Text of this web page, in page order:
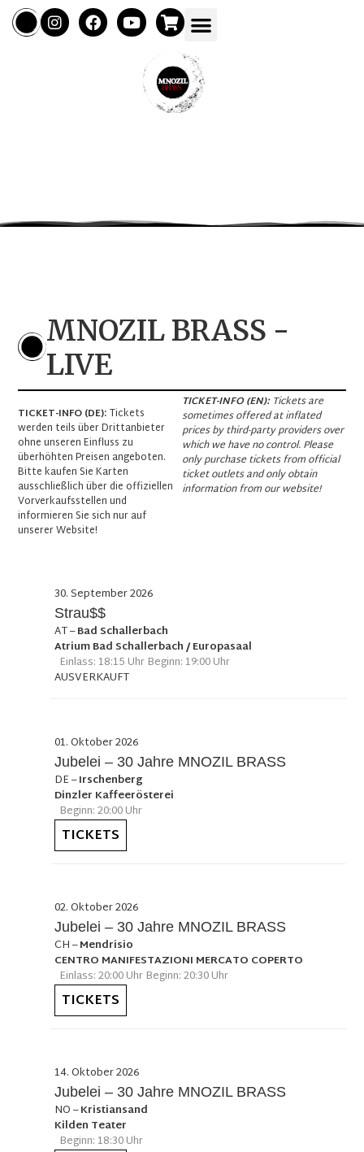
MNOZIL BRASS -
LIVE
TICKET-INFO (DE):Tickets
werden teils über Drittanbieter
ohne unseren Einfluss zu
überhöhten Preisen angeboten.
Bitte kaufen Sie Karten
ausschließlich über die offiziellen
Vorverkaufsstellen und
informieren Sie sich nur auf
unserer Website!
TICKET-INFO (EN):Tickets are
sometimes offered at inflated
prices by third-party providers over
which we have no control. Please
only purchase tickets from official
ticket outlets and only obtain
information from our website!
30. September 2026
Strau$$
AT–Bad Schallerbach
Atrium Bad Schallerbach / Europasaal
Einlass: 18:15 Uhr Beginn: 19:00 Uhr
AUSVERKAUFT
01. Oktober 2026
Jubelei – 30 Jahre MNOZIL BRASS
DE–Irschenberg
Dinzler Kaffeerösterei
Beginn: 20:00 Uhr
TICKETS
02. Oktober 2026
Jubelei – 30 Jahre MNOZIL BRASS
CH–Mendrisio
CENTRO MANIFESTAZIONI MERCATO COPERTO
Einlass: 20:00 Uhr Beginn: 20:30 Uhr
TICKETS
14. Oktober 2026
Jubelei – 30 Jahre MNOZIL BRASS
NO–Kristiansand
Kilden Teater
Beginn: 18:30 Uhr